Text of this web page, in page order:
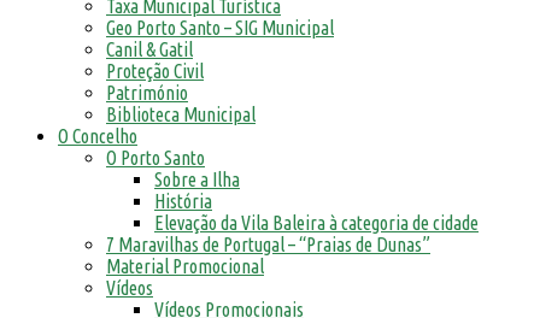
Taxa Municipal Turística
Geo Porto Santo – SIG Municipal
Canil & Gatil
Proteção Civil
Património
Biblioteca Municipal
O Concelho
O Porto Santo
Sobre a Ilha
História
Elevação da Vila Baleira à categoria de cidade
7 Maravilhas de Portugal – “Praias de Dunas”
Material Promocional
Vídeos
Vídeos Promocionais